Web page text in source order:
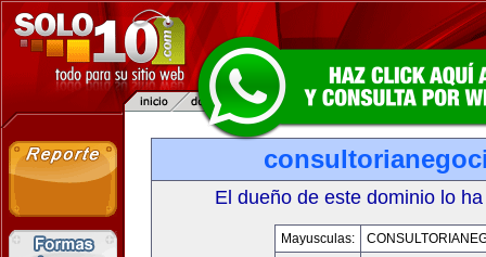
El dueño de este dominio lo
Mayusculas: